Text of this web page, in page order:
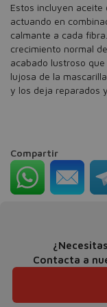
Estos incluyen aceite
actuando en
calmante a cada
crecimiento normal
acabado lustroso
lujosa de la
y los deja reparados
Compartir
Contacta a